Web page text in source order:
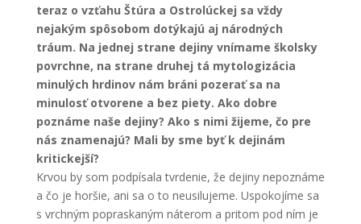
teraz o vzťahu Štúra a Ostrolúckej sa vždy
nejakým spôsobom dotýkajú aj národných
tráum. Na jednej strane dejiny vnímame školsky
povrchne, na strane druhej tá mytologizácia
minulých hrdinov nám bráni pozerať sa na
minulosť otvorene a bez piety. Ako dobre
poznáme naše dejiny? Ako s nimi žijeme, čo pre
nás znamenajú? Mali by sme byť k dejinám
kritickejší?
Krvou by som podpísala tvrdenie, že dejiny nepoznáme
a čo je horšie, ani sa o to neusilujeme. Uspokojíme sa
s vrchným popraskaným náterom a pritom pod ním je